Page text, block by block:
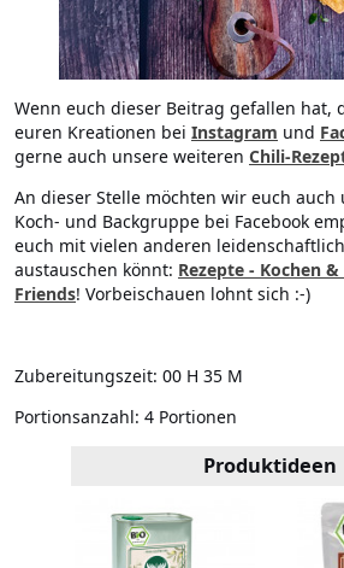
Wenn euch dieser Beitrag gefallen hat,
euren Kreationen bei Instagram und
gerne auch unsere weiteren Chili-
An dieser Stelle möchten wir euch auch
Koch- und Backgruppe bei Facebook
euch mit vielen anderen
austauschen könnt: Rezepte - Kochen
Friends! Vorbeischauen lohnt sich :-)
Zubereitungszeit: 00 H 35 M
Portionsanzahl: 4 Portionen
Produktideen